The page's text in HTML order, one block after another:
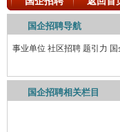
国企招聘导航
事业单位 社区招聘 题引力
国企招聘相关栏目